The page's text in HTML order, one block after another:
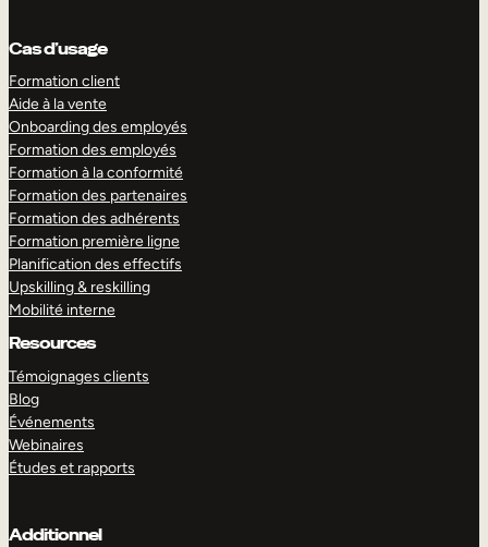
Cas d’usage
Formation client
Aide à la vente
Onboarding des employés
Formation des employés
Formation à la conformité
Formation des partenaires
Formation des adhérents
Formation première ligne
Planification des effectifs
Upskilling & reskilling
Mobilité interne
Resources
Témoignages clients
Blog
Événements
Webinaires
Études et rapports
Additionnel